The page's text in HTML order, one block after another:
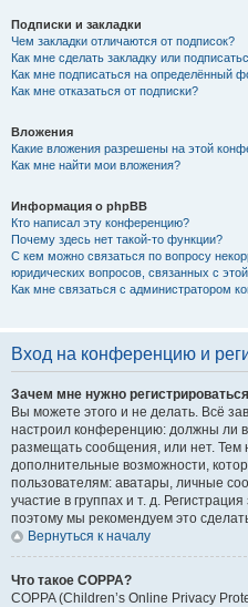
Подписки и закладки
Чем закладки отличаются от подписок?
Как мне сделать закладку или
Как мне подписаться на определённый
Как мне отказаться от подписки?
Вложения
Какие вложения разрешены на этой
Как мне найти мои вложения?
Информация о phpBB
Кто написал эту конференцию?
Почему здесь нет такой-то функции?
С кем можно связаться по вопросу
юридических вопросов, связанных с
Как мне связаться с администратором
Вход на конференцию и
Зачем мне нужно
Вы можете этого и не делать. Всё
настроил конференцию: должны ли
размещать сообщения, или нет. Тем
дополнительные возможности,
пользователям: аватары, личные
участие в группах и т. д.
поэтому мы рекомендуем это
Вернуться к началу
Что такое COPPA?
COPPA (Children’s Online Privacy